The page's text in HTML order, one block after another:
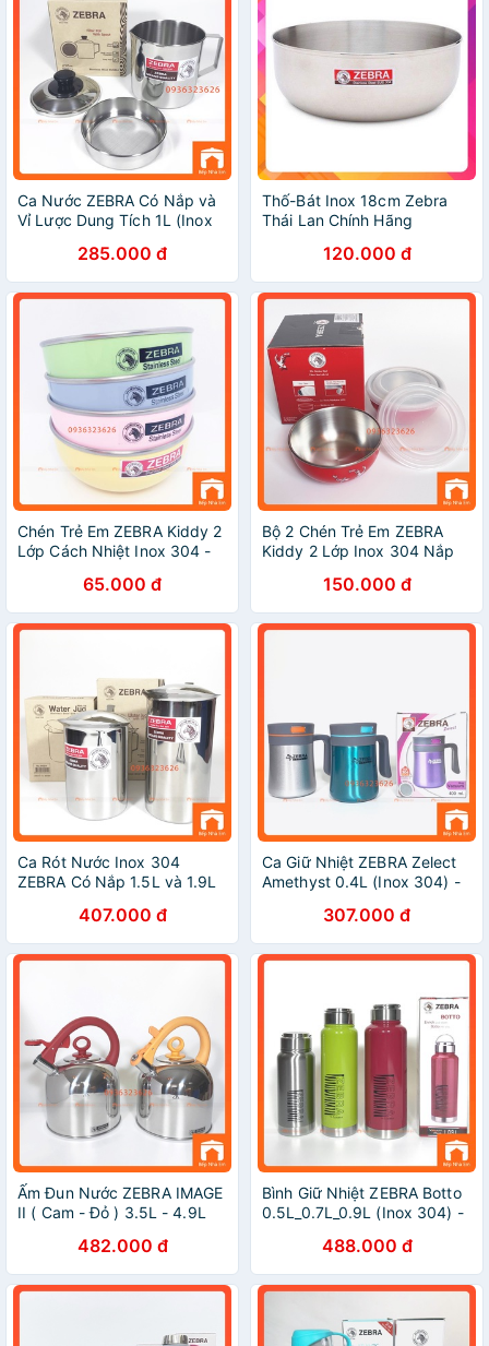
Ca Nước ZEBRA Có Nắp và
Vỉ Lược Dung Tích 1L (Inox
Khẩu Thái Lan285.000 đ
Thố-Bát Inox 18cm Zebra
Thái Lan Chính Hãng
120.000 đ
Chén Trẻ Em ZEBRA Kiddy 2
Lớp Cách Nhiệt Inox 304 -
65.000 đ
Bộ 2 Chén Trẻ Em ZEBRA
Kiddy 2 Lớp Inox 304 Nắp
150.000 đ
Ca Rót Nước Inox 304
ZEBRA Có Nắp 1.5L và 1.9L
Nhập Khẩu Thái Lan
407.000 đ
Ca Giữ Nhiệt ZEBRA Zelect
Amethyst 0.4L (Inox 304) -
307.000 đ
Ấm Đun Nước ZEBRA IMAGE
II ( Cam - Đỏ ) 3.5L - 4.9L
Khẩu Thái Lan482.000 đ
Bình Giữ Nhiệt ZEBRA Botto
0.5L_0.7L_0.9L (Inox 304) -
Nhập Khẩu Thái Lan
488.000 đ